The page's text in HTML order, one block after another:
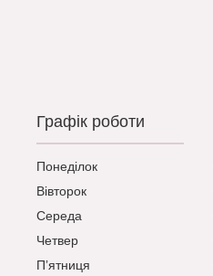
Графік роботи
Понеділок
Вівторок
Середа
Четвер
Пʼятниця